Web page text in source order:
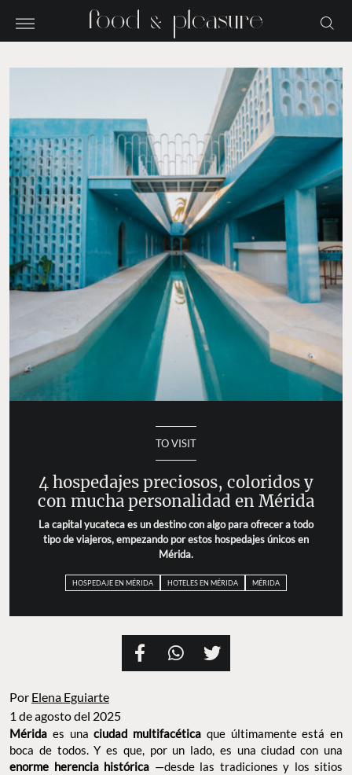
TO VISIT
4 hospedajes preciosos, coloridos y
con mucha personalidad en Mérida
La capital yucateca es un destino con algo para ofrecer a todo
tipo de viajeros, empezando por estos hospedajes únicos en
Mérida.
HOSPEDAJE EN MÉRIDA HOTELES EN MÉRIDA MÉRIDA
Por Elena Eguiarte
1 de agosto del 2025
Mérida es unaciudad multifacética que últimamente está en
boca de todos. Y es que, por un lado, es una ciudad con una
enorme herencia histórica —desde las tradiciones y los sitios